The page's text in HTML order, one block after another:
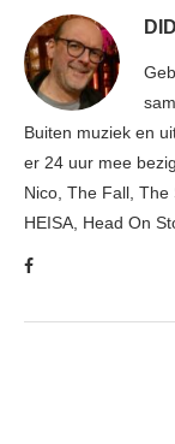
Buiten muziek en
er 24 uur mee
Nico, The Fall, The
HEISA, Head On